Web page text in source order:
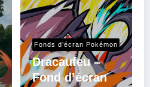
Fonds d’écran Pokémon
Dracaufeu –
Fond d’écran